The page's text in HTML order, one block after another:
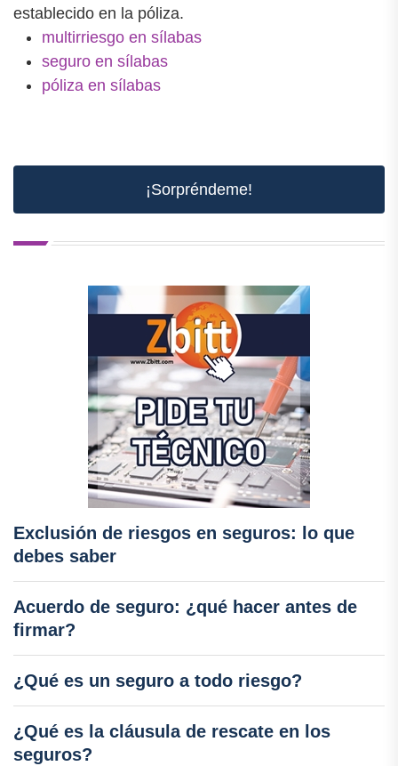
establecido en la póliza.
multirriesgo en sílabas
seguro en sílabas
póliza en sílabas
¡Sorpréndeme!
Exclusión de riesgos en seguros: lo que
debes saber
Acuerdo de seguro: ¿qué hacer antes de
firmar?
¿Qué es un seguro a todo riesgo?
¿Qué es la cláusula de rescate en los
seguros?